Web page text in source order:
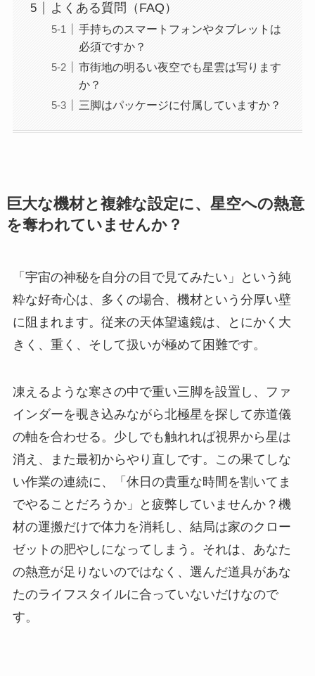
よくある質問（FAQ）
手持ちのスマートフォンやタブレットは
必須ですか？
市街地の明るい夜空でも星雲は写ります
か？
三脚はパッケージに付属していますか？
巨大な機材と複雑な設定に、星空への熱意
を奪われていませんか？
「宇宙の神秘を自分の目で見てみたい」という純
粋な好奇心は、多くの場合、機材という分厚い壁
に阻まれます。従来の天体望遠鏡は、とにかく大
きく、重く、そして扱いが極めて困難です。
凍えるような寒さの中で重い三脚を設置し、ファ
インダーを覗き込みながら北極星を探して赤道儀
の軸を合わせる。少しでも触れれば視界から星は
消え、また最初からやり直しです。この果てしな
い作業の連続に、「休日の貴重な時間を割いてま
でやることだろうか」と疲弊していませんか？機
材の運搬だけで体力を消耗し、結局は家のクロー
ゼットの肥やしになってしまう。それは、あなた
の熱意が足りないのではなく、選んだ道具があな
たのライフスタイルに合っていないだけなので
す。